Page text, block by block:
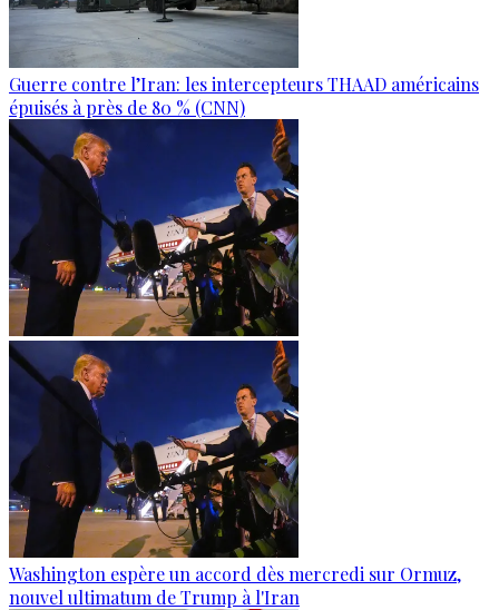
Guerre contre l’Iran: les intercepteurs THAAD américains
épuisés à près de 80 % (CNN)
Washington espère un accord dès mercredi sur Ormuz,
nouvel ultimatum de Trump à l'Iran